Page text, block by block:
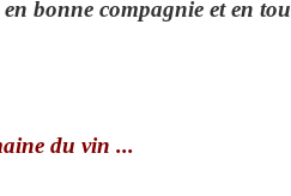
en bonne compagnie et en
du vin ...